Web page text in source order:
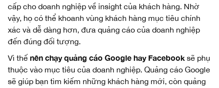
cấp cho doanh nghiệp về insight của khách hàng. Nhờ
vậy, họ có thể khoanh vùng khách hàng mục tiêu chính
xác và dễ dàng hơn, đưa quảng cáo của doanh nghiệp
đến đúng đối tượng.
Vì thế nên chạy quảng cáo Google hay Facebook sẽ phụ
thuộc vào mục tiêu của doanh nghiệp. Quảng cáo Google
sẽ giúp bạn tìm kiếm những khách hàng mới, còn quảng